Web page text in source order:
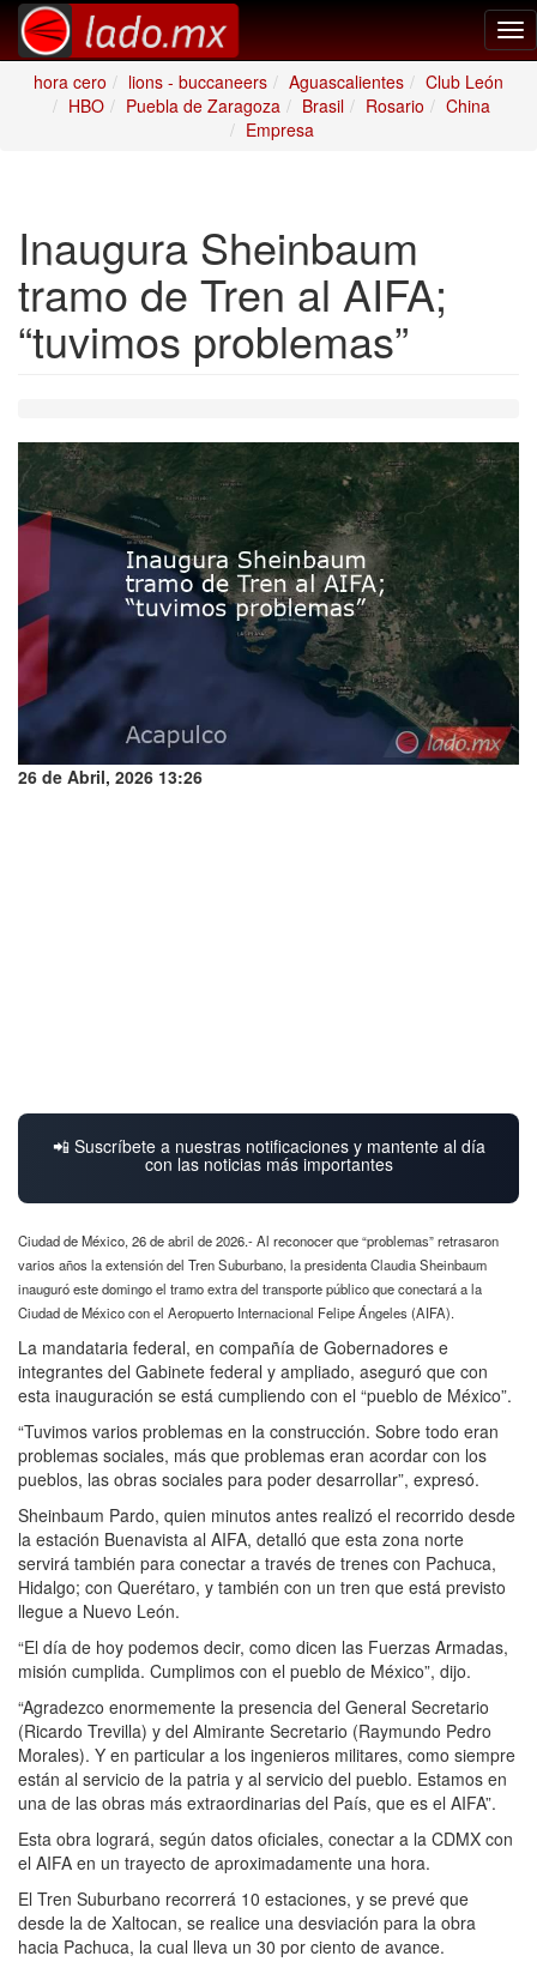
hora cero
lions - buccaneers Aguascalientes
Club León
HBO
Puebla de Zaragoza Brasil Rosario
China
Empresa
Inaugura Sheinbaum
tramo de Tren al AIFA;
“tuvimos problemas”
26 de Abril, 2026 13:26
📲 Suscríbete a nuestras notificaciones y mantente al día
con las noticias más importantes
Ciudad de México, 26 de abril de 2026.- Al reconocer que “problemas” retrasaron
varios años la extensión del Tren Suburbano, la presidenta Claudia Sheinbaum
inauguró este domingo el tramo extra del transporte público que conectará a la
Ciudad de México con el Aeropuerto Internacional Felipe Ángeles (AIFA).
La mandataria federal, en compañía de Gobernadores e
integrantes del Gabinete federal y ampliado, aseguró que con
esta inauguración se está cumpliendo con el “pueblo de México”.
“Tuvimos varios problemas en la construcción. Sobre todo eran
problemas sociales, más que problemas eran acordar con los
pueblos, las obras sociales para poder desarrollar”, expresó.
Sheinbaum Pardo, quien minutos antes realizó el recorrido desde
la estación Buenavista al AIFA, detalló que esta zona norte
servirá también para conectar a través de trenes con Pachuca,
Hidalgo; con Querétaro, y también con un tren que está previsto
llegue a Nuevo León.
“El día de hoy podemos decir, como dicen las Fuerzas Armadas,
misión cumplida. Cumplimos con el pueblo de México”, dijo.
“Agradezco enormemente la presencia del General Secretario
(Ricardo Trevilla) y del Almirante Secretario (Raymundo Pedro
Morales). Y en particular a los ingenieros militares, como siempre
están al servicio de la patria y al servicio del pueblo. Estamos en
una de las obras más extraordinarias del País, que es el AIFA”.
Esta obra logrará, según datos oficiales, conectar a la CDMX con
el AIFA en un trayecto de aproximadamente una hora.
El Tren Suburbano recorrerá 10 estaciones, y se prevé que
desde la de Xaltocan, se realice una desviación para la obra
hacia Pachuca, la cual lleva un 30 por ciento de avance.